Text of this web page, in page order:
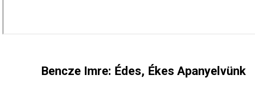
Bencze Imre: Édes, Ékes Apanyelvünk